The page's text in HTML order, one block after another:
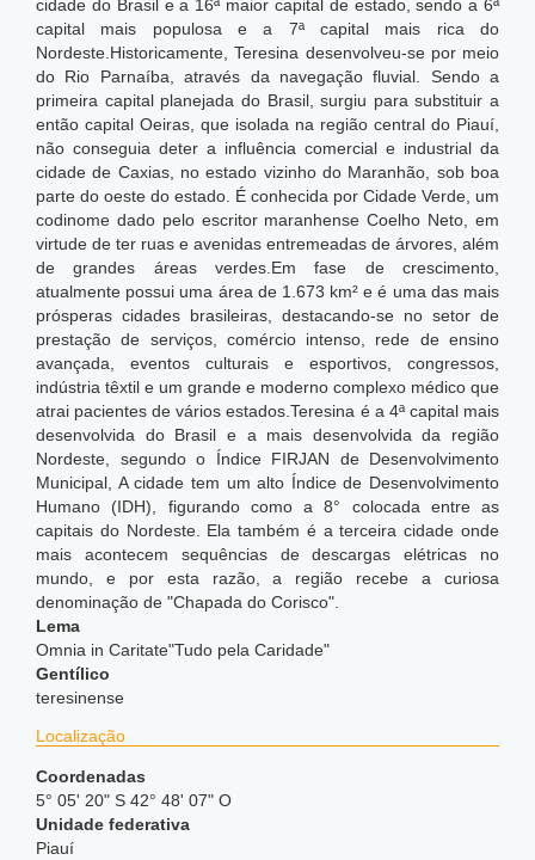
cidade do Brasil e a 16ª maior capital de estado, sendo a 6ª
capital mais populosa e a 7ª capital mais rica do
Nordeste.Historicamente, Teresina desenvolveu-se por meio
do Rio Parnaíba, através da navegação fluvial. Sendo a
primeira capital planejada do Brasil, surgiu para substituir a
então capital Oeiras, que isolada na região central do Piauí,
não conseguia deter a influência comercial e industrial da
cidade de Caxias, no estado vizinho do Maranhão, sob boa
parte do oeste do estado. É conhecida por Cidade Verde, um
codinome dado pelo escritor maranhense Coelho Neto, em
virtude de ter ruas e avenidas entremeadas de árvores, além
de grandes áreas verdes.Em fase de crescimento,
atualmente possui uma área de 1.673 km² e é uma das mais
prósperas cidades brasileiras, destacando-se no setor de
prestação de serviços, comércio intenso, rede de ensino
avançada, eventos culturais e esportivos, congressos,
indústria têxtil e um grande e moderno complexo médico que
atrai pacientes de vários estados.Teresina é a 4ª capital mais
desenvolvida do Brasil e a mais desenvolvida da região
Nordeste, segundo o Índice FIRJAN de Desenvolvimento
Municipal, A cidade tem um alto Índice de Desenvolvimento
Humano (IDH), figurando como a 8° colocada entre as
capitais do Nordeste. Ela também é a terceira cidade onde
mais acontecem sequências de descargas elétricas no
mundo, e por esta razão, a região recebe a curiosa
denominação de "Chapada do Corisco".
Lema
Omnia in Caritate"Tudo pela Caridade"
Gentílico
teresinense
Localização
Coordenadas
5° 05' 20" S 42° 48' 07" O
Unidade federativa
Piauí